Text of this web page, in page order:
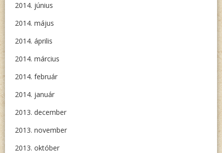
2014. június
2014. május
2014. április
2014. március
2014. február
2014. január
2013. december
2013. november
2013. október